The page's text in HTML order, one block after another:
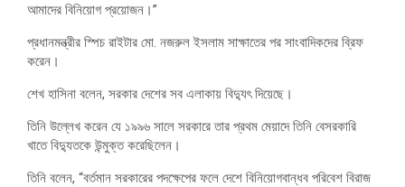
আমাদের বিনিয়োগ প্রয়োজন।”
প্রধানমন্ত্রীর স্পিচ রাইটার মো. নজরুল ইসলাম সাক্ষাতের পর সাংবাদিকদের ব্রিফ
করেন।
শেখ হাসিনা বলেন, সরকার দেশের সব এলাকায় বিদ্যুৎ দিয়েছে।
তিনি উল্লেখ করেন যে ১৯৯৬ সালে সরকারে তার প্রথম মেয়াদে তিনি বেসরকারি
খাতে বিদ্যুতকে উন্মুক্ত করেছিলেন।
তিনি বলেন, “বর্তমান সরকারের পদক্ষেপের ফলে দেশে বিনিয়োগবান্ধব পরিবেশ বিরাজ